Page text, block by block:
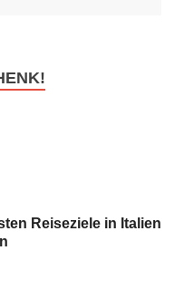
Reiseziele in Italien